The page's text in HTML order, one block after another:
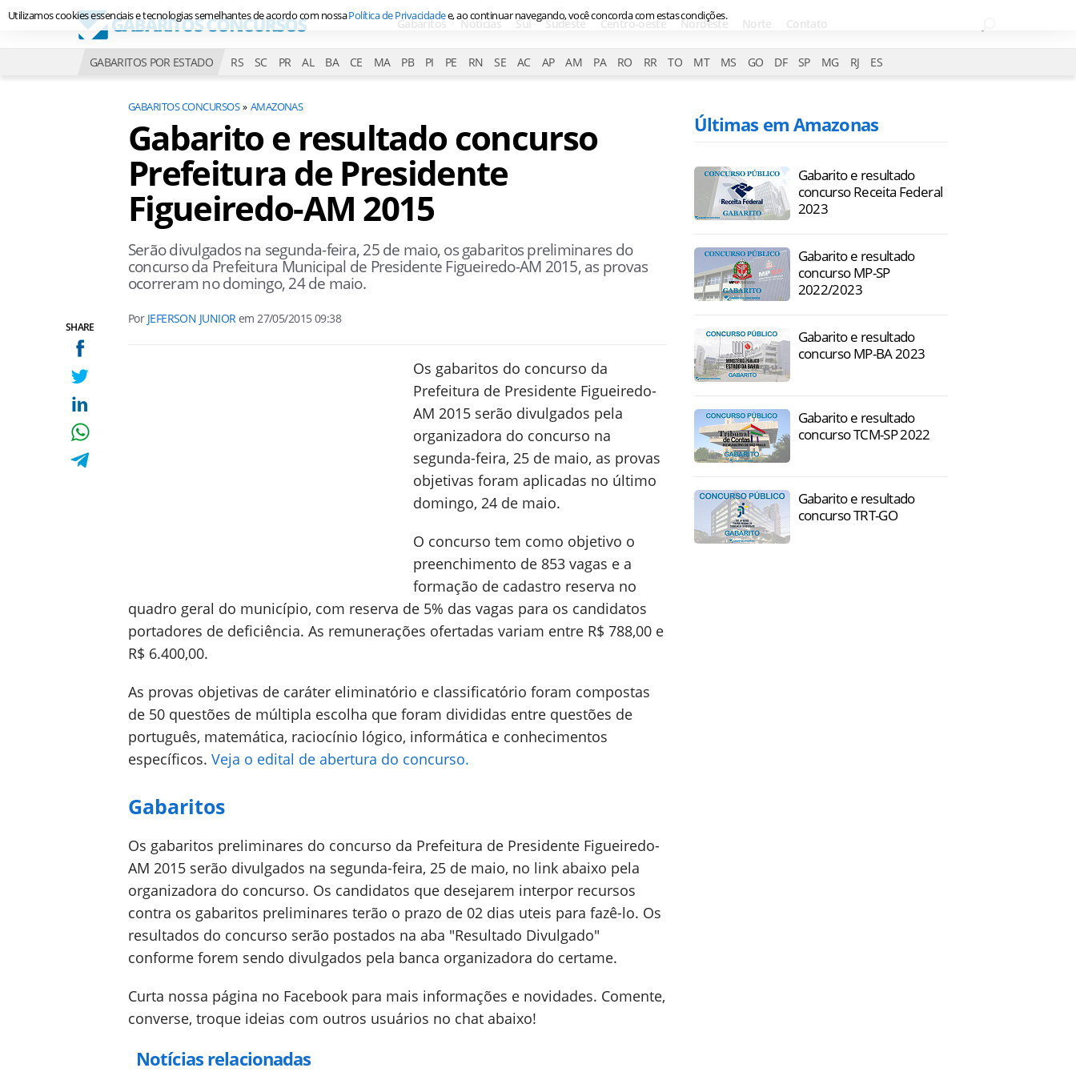
Gabaritos Notícias Sul Sudeste Centro-oeste Nordeste Norte Contato
GABARITOS POR ESTADO RS SC PR AL BA CE MA PB PI PE RN SE AC AP AM PA RO RR TO MT MS GO DF SP MG RJ ES
SHARE
GABARITOS CONCURSOS AMAZONAS
Gabarito e resultado concurso
Prefeitura de Presidente
Figueiredo-AM 2015
Serão divulgados na segunda-feira, 25 de maio, os gabaritos preliminares do
concurso da Prefeitura Municipal de Presidente Figueiredo-AM 2015, as provas
ocorreram no domingo, 24 de maio.
Por JEFERSON JUNIORem27/05/2015 09:38
Os gabaritos do concurso da
Prefeitura de Presidente Figueiredo-
AM 2015 serão divulgados pela
organizadora do concurso na
segunda-feira, 25 de maio, as provas
objetivas foram aplicadas no último
domingo, 24 de maio.
O concurso tem como objetivo o
preenchimento de 853 vagas e a
formação de cadastro reserva no
quadro geral do município, com reserva de 5% das vagas para os candidatos
portadores de deficiência. As remunerações ofertadas variam entre R$ 788,00 e
R$ 6.400,00.
As provas objetivas de caráter eliminatório e classificatório foram compostas
de 50 questões de múltipla escolha que foram divididas entre questões de
português, matemática, raciocínio lógico, informática e conhecimentos
específicos. Veja o edital de abertura do concurso.
Gabaritos
Os gabaritos preliminares do concurso da Prefeitura de Presidente Figueiredo-
AM 2015 serão divulgados na segunda-feira, 25 de maio, no link abaixo pela
organizadora do concurso. Os candidatos que desejarem interpor recursos
contra os gabaritos preliminares terão o prazo de 02 dias uteis para fazê-lo. Os
resultados do concurso serão postados na aba "Resultado Divulgado"
conforme forem sendo divulgados pela banca organizadora do certame.
Curta nossa página no Facebook para mais informações e novidades. Comente,
converse, troque ideias com outros usuários no chat abaixo!
Notícias relacionadas
Últimas em Amazonas
Gabarito e resultado
concurso Receita Federal
2023
Gabarito e resultado
concurso MP-SP
2022/2023
Gabarito e resultado
concurso MP-BA 2023
Gabarito e resultado
concurso TCM-SP 2022
Gabarito e resultado
concurso TRT-GO
Utilizamos cookies essenciais e tecnologias semelhantes de acordo com nossaPolítica de Privacidadee, ao continuar navegando, você concorda com estas condições.